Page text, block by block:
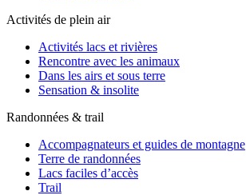
Activités de plein air
Activités lacs et rivières
Rencontre avec les animaux
Dans les airs et sous terre
Sensation & insolite
Randonnées & trail
Accompagnateurs et guides de montagne
Terre de randonnées
Lacs faciles d’accès
Trail